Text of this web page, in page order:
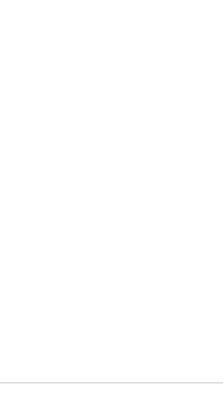
便应用程序可以访问最新的
我们进行改进！